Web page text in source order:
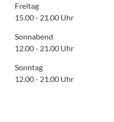
Freitag
15.00 - 21.00 Uhr
Sonnabend
12.00 - 21.00 Uhr
Sonntag
12.00 - 21.00 Uhr